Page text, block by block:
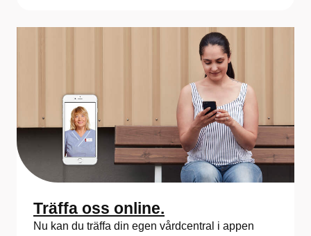
Träffa oss online.
Nu kan du träffa din egen vårdcentral i appen